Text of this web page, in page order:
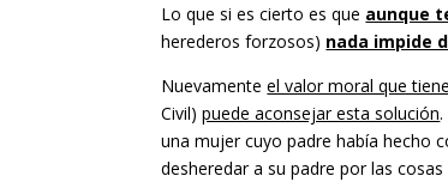
Lo que si es cierto es que aunque
herederos forzosos) nada impide
Nuevamenteel valor moral que
Civil)puede aconsejar esta solución
una mujer cuyo padre había hecho
desheredar a su padre por las